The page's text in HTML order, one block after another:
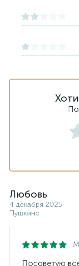
Любовь
4 декабря 2025
Пушкино
Посоветую